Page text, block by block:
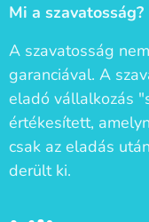
Mi a szavatosság?
A szavatosság
garanciával. A
eladó vállalkozás
értékesített,
csak az eladás
derült ki.